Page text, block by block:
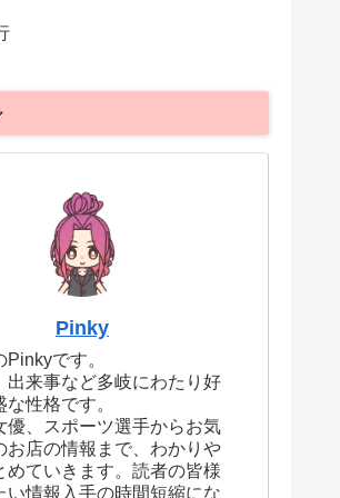
Pinky
です。
出来事など多岐にわたり好
性格です。
優、スポーツ選手からお気
お店の情報まで、わかりや
めていきます。読者の皆様
い情報入手の時間短縮にな